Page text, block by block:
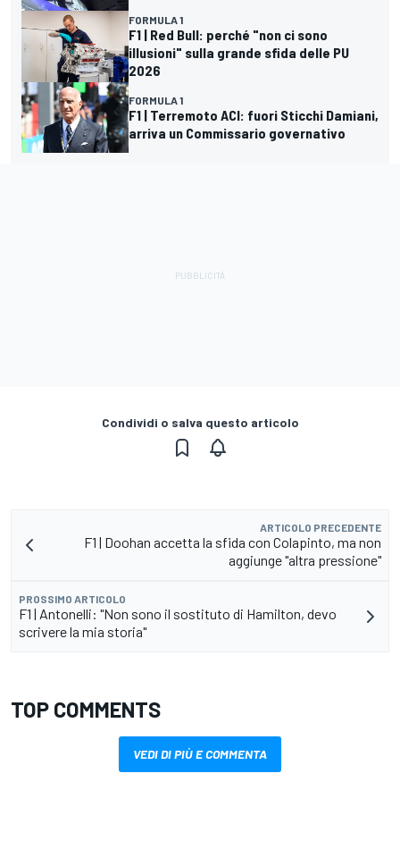
FORMULA 1
F1 | Red Bull: perché "non ci sono
illusioni" sulla grande sfida delle PU
2026
FORMULA 1
F1 | Terremoto ACI: fuori Sticchi Damiani,
arriva un Commissario governativo
Condividi o salva questo articolo
ARTICOLO PRECEDENTE
F1 | Doohan accetta la sfida con Colapinto, ma non
aggiunge "altra pressione"
PROSSIMO ARTICOLO
F1 | Antonelli: "Non sono il sostituto di Hamilton, devo
scrivere la mia storia"
TOP COMMENTS
VEDI DI PIÙ E COMMENTA